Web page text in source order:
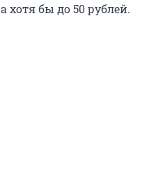
хотя бы до 50 рублей.